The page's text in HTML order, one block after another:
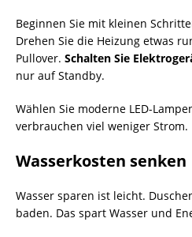
Beginnen Sie mit kleinen
Drehen Sie die Heizung etwas
Pullover. Schalten Sie
nur auf Standby.
Wählen Sie moderne LED-
verbrauchen viel weniger Strom.
Wasserkosten senken
Wasser sparen ist leicht.
baden. Das spart Wasser und